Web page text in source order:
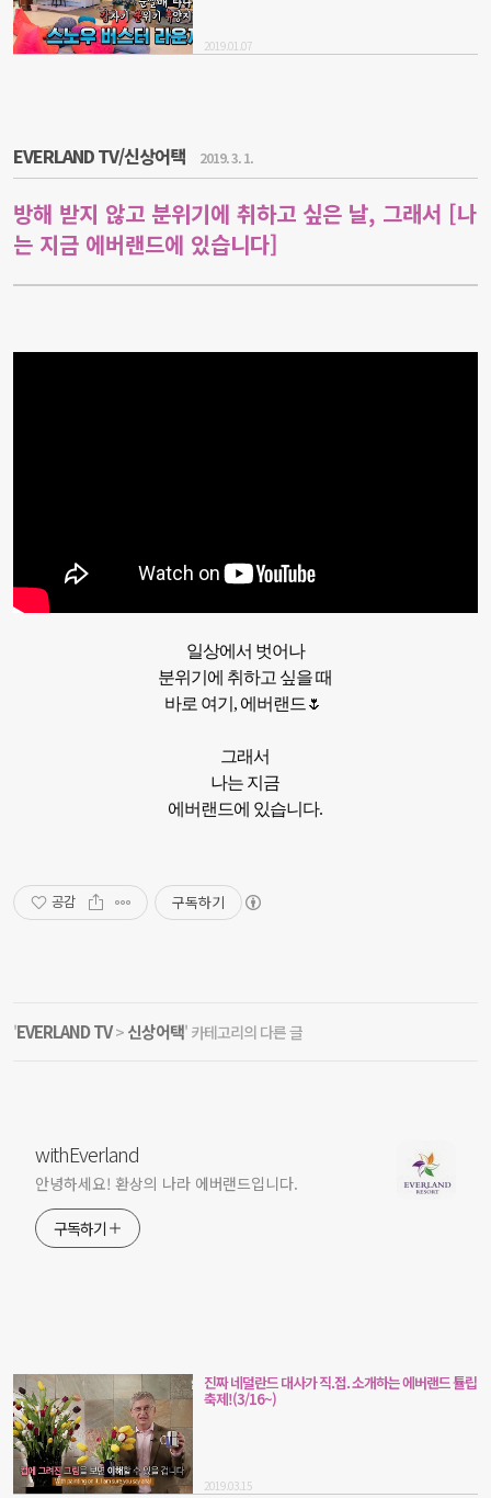
2019.01.07
EVERLAND TV/신상어택 2019. 3. 1.
방해 받지 않고 분위기에 취하고 싶은 날, 그래서 [나
는 지금 에버랜드에 있습니다]
일상에서 벗어나
분위기에 취하고 싶을 때
바로 여기, 에버랜드🌷
그래서
나는 지금
에버랜드에 있습니다.
공감 구독하기
'EVERLAND TV> 신상어택' 카테고리의 다른 글
withEverland
안녕하세요! 환상의 나라 에버랜드입니다.
구독하기
진짜 네덜란드 대사가 직.접. 소개하는 에버랜드 튤립
축제!(3/16~)
2019.03.15